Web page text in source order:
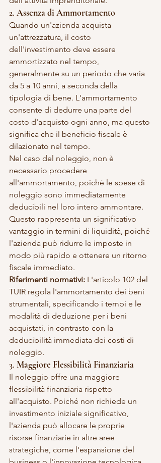
2. Assenza di Ammortamento
Quando un'azienda acquista
un'attrezzatura, il costo
dell'investimento deve essere
ammortizzato nel tempo,
generalmente su un periodo che varia
da 5 a 10 anni, a seconda della
tipologia di bene. L'ammortamento
consente di dedurre una parte del
costo d'acquisto ogni anno, ma questo
significa che il beneficio fiscale è
dilazionato nel tempo.
Nel caso del noleggio, non è
necessario procedere
all'ammortamento, poiché le spese di
noleggio sono immediatamente
deducibili nel loro intero ammontare.
Questo rappresenta un significativo
vantaggio in termini di liquidità, poiché
l'azienda può ridurre le imposte in
modo più rapido e ottenere un ritorno
fiscale immediato.
Riferimenti normativi: L'articolo 102 del
TUIR regola l'ammortamento dei beni
strumentali, specificando i tempi e le
modalità di deduzione per i beni
acquistati, in contrasto con la
deducibilità immediata dei costi di
noleggio.
3. Maggiore Flessibilità Finanziaria
Il noleggio offre una maggiore
flessibilità finanziaria rispetto
all'acquisto. Poiché non richiede un
investimento iniziale significativo,
l'azienda può allocare le proprie
risorse finanziarie in altre aree
strategiche, come l'espansione del